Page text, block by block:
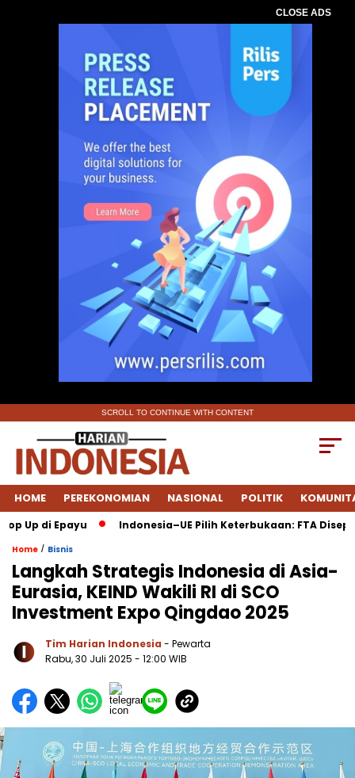
CLOSE ADS
SCROLL TO CONTINUE WITH CONTENT
HOME PEREKONOMIAN NASIONAL POLITIK
di Epayu Indonesia–UE Pilih Keterbukaan: FTA
Home / Bisnis
Langkah Strategis Indonesia di Asia-
Eurasia, KEIND Wakili RI di SCO
Investment Expo Qingdao 2025
Tim Harian Indonesia - Pewarta
Rabu, 30 Juli 2025 - 12:00 WIB